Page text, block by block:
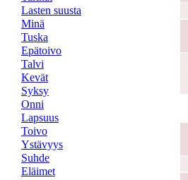
Lasten suusta
Minä
Tuska
Epätoivo
Talvi
Kevät
Syksy
Onni
Lapsuus
Toivo
Ystävyys
Suhde
Eläimet